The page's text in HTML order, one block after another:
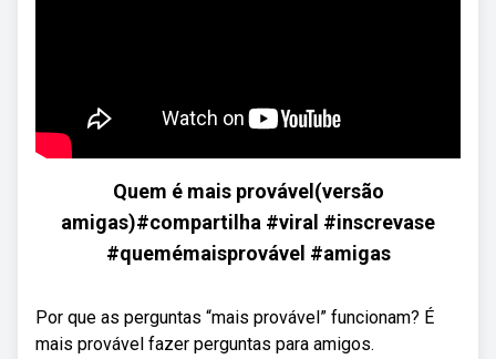
Quem é mais provável(versão
amigas)#compartilha #viral #inscrevase
#quemémaisprovável #amigas
Por que as perguntas “mais provável” funcionam? É
mais provável fazer perguntas para amigos.